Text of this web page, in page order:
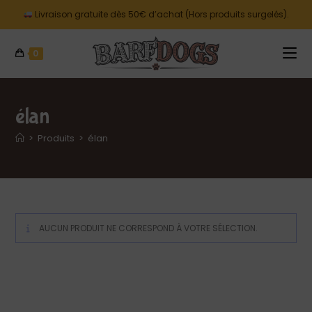
Livraison gratuite dès 50€ d’achat (Hors produits surgelés).
0
élan
> Produits > élan
AUCUN PRODUIT NE CORRESPOND À VOTRE SÉLECTION.